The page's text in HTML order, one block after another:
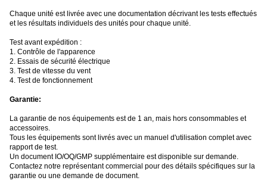
Chaque unité est livrée avec une documentation décrivant les tests effectués
et les résultats individuels des unités pour chaque unité.
Test avant expédition :
1. Contrôle de l'apparence
2. Essais de sécurité électrique
3. Test de vitesse du vent
4. Test de fonctionnement
Garantie:
La garantie de nos équipements est de 1 an, mais hors consommables et
accessoires.
Tous les équipements sont livrés avec un manuel d'utilisation complet avec
rapport de test.
Un document IO/OQ/GMP supplémentaire est disponible sur demande.
Contactez notre représentant commercial pour des détails spécifiques sur la
garantie ou une demande de document.